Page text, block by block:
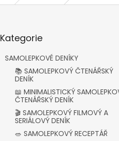
kategorie
Kategorie
SAMOLEPKOVÉ DENÍKY
📚 SAMOLEPKOVÝ ČTENÁŘSKÝ
DENÍK
📖 MINIMALISTICKÝ
ČTENÁŘSKÝ DENÍK
🎬 SAMOLEPKOVÝ FILMOVÝ A
SERIÁLOVÝ DENÍK
🥗 SAMOLEPKOVÝ RECEPTÁŘ